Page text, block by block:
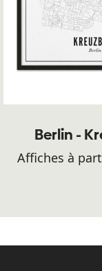
Berlin -
Affiches à